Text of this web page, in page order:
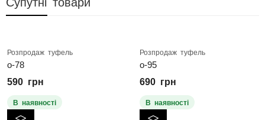
Розпродаж туфель
о-78
590 грн
В наявності
Розпродаж туфель
о-95
690 грн
В наявності